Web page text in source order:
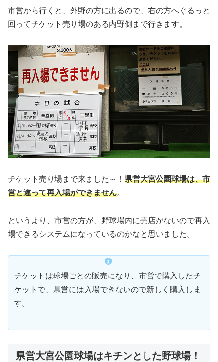
市営から行くと、外野の方に出るので、右の方へぐるっと
回ってチケット売り場のある内野側まで行きます。
チケット売り場まで来ました～！ 県営大宮公園球場は、市
営と違って再入場ができません。
というより、市営の方が、野球場内に売店がないので再入
場できるシステムになっているのかなと思いました。
チケットは球場ごとの販売になり、市営で購入したチ
ケットで、県営には入場できないので新しく購入しま
す。
県営大宮公園球場はキチンとした野球場！